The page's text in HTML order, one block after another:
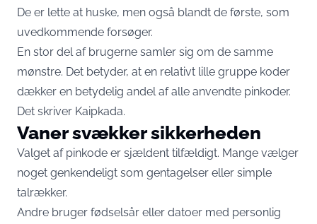
De er lette at huske, men også blandt de første, som
uvedkommende forsøger.
En stor del af brugerne samler sig om de samme
mønstre. Det betyder, at en relativt lille gruppe koder
dækker en betydelig andel af alle anvendte pinkoder.
Det skriver Kaipkada.
Vaner svækker sikkerheden
Valget af pinkode er sjældent tilfældigt. Mange vælger
noget genkendeligt som gentagelser eller simple
talrækker.
Andre bruger fødselsår eller datoer med personlig